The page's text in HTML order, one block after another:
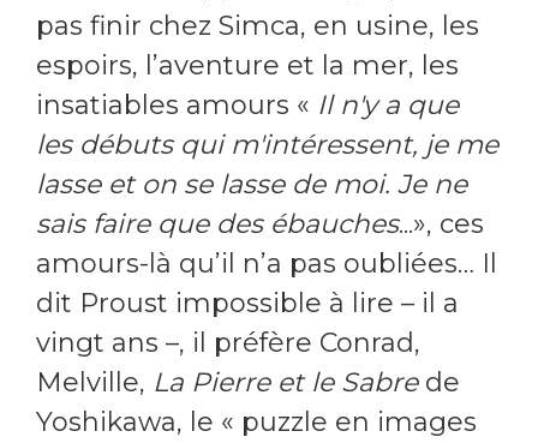
pas finir chez Simca, en usine, les
espoirs, l’aventure et la mer, les
insatiables amours « Il n'y a que
les débuts qui m'intéressent, je me
lasse et on se lasse de moi. Je ne
sais faire que des ébauches...», ces
amours-là qu’il n’a pas oubliées… Il
dit Proust impossible à lire – il a
vingt ans –, il préfère Conrad,
Melville, La Pierre et le Sabrede
Yoshikawa, le « puzzle en images